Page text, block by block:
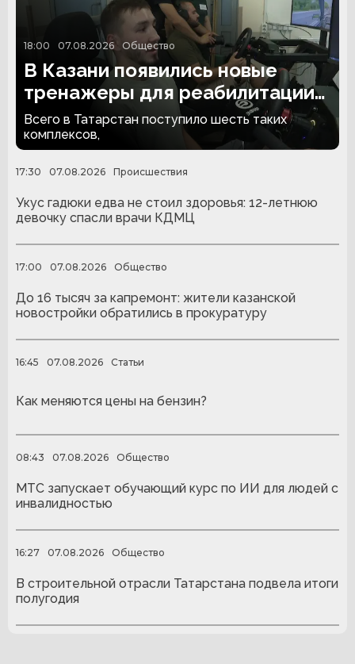
18:00 07.08.2026 Общество
В Казани появились новые
тренажеры для реабилитации
людей с ампутациями
Всего в Татарстан поступило шесть таких
комплексов,
17:30 07.08.2026 Происшествия
Укус гадюки едва не стоил здоровья: 12-летнюю
девочку спасли врачи КДМЦ
17:00 07.08.2026 Общество
До 16 тысяч за капремонт: жители казанской
новостройки обратились в прокуратуру
16:45 07.08.2026 Статьи
Как меняются цены на бензин?
08:43 07.08.2026 Общество
МТС запускает обучающий курс по ИИ для людей с
инвалидностью
16:27 07.08.2026 Общество
В строительной отрасли Татарстана подвела итоги
полугодия